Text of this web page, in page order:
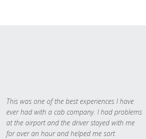
This was one of the best experiences I have
ever had with a cab company. I had problems
at the airport and the driver stayed with me
for over an hour and helped me sort